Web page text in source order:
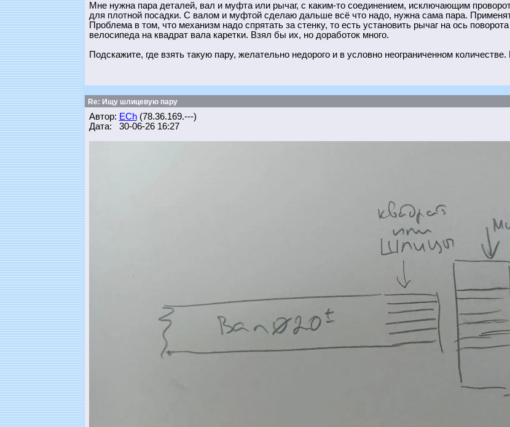
Мне нужна пара деталей, вал и муфта или рычаг, с каким-то соединением, исключающим
для плотной посадки. С валом и муфтой сделаю дальше всё что надо, нужна сама пара.
Проблема в том, что механизм надо спрятать за стенку, то есть установить рычаг на ось
велосипеда на квадрат вала каретки. Взял бы их, но доработок много.
Подскажите, где взять такую пару, желательно недорого и в условно неограниченном
Re: Ищу шлицевую пару
Автор: ECh(78.36.169.---)
Дата: 30-06-26 16:27